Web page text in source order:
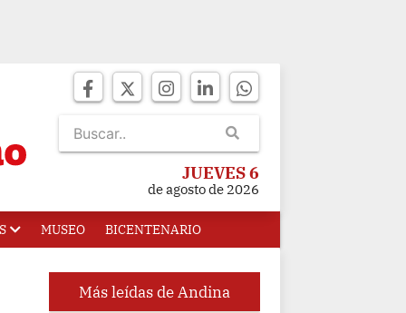
JUEVES 6
de agosto de 2026
MUSEO BICENTENARIO
Más leídas de Andina